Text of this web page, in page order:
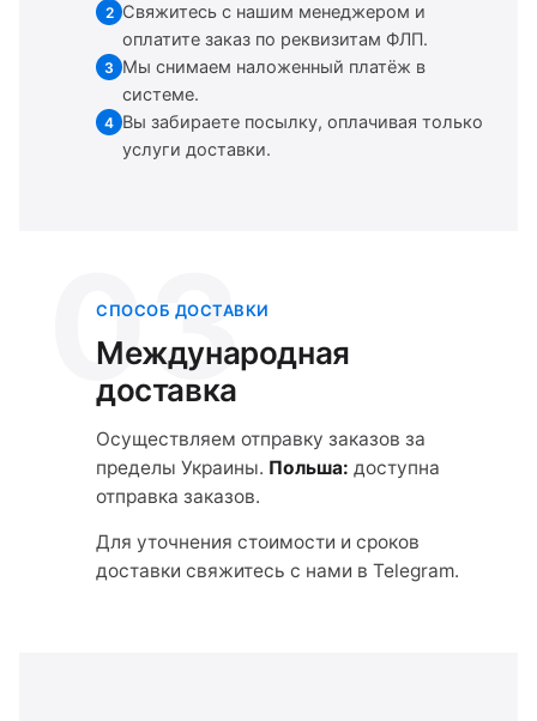
2 Свяжитесь с нашим менеджером и
оплатите заказ по реквизитам ФЛП.
3 Мы снимаем наложенный платёж в
системе.
4 Вы забираете посылку, оплачивая только
услуги доставки.
03
СПОСОБ ДОСТАВКИ
Международная
доставка
Осуществляем отправку заказов за
пределы Украины. Польша: доступна
отправка заказов.
Для уточнения стоимости и сроков
доставки свяжитесь с нами в Telegram.